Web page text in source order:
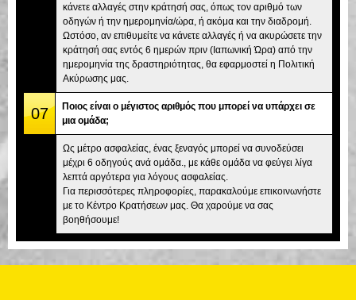
κάνετε αλλαγές στην κράτησή σας, όπως τον αριθμό των
οδηγών ή την ημερομηνία/ώρα, ή ακόμα και την διαδρομή.
Ωστόσο, αν επιθυμείτε να κάνετε αλλαγές ή να ακυρώσετε την
κράτησή σας εντός 6 ημερών πριν (Ιαπωνική Ώρα) από την
ημερομηνία της δραστηριότητας, θα εφαρμοστεί η Πολιτική
Ακύρωσης μας.
07
Ποιος είναι ο μέγιστος αριθμός που μπορεί να υπάρχει σε
μια ομάδα;
Ως μέτρο ασφαλείας, ένας ξεναγός μπορεί να συνοδεύσει
μέχρι 6 οδηγούς ανά ομάδα., με κάθε ομάδα να φεύγει λίγα
λεπτά αργότερα για λόγους ασφαλείας.
Για περισσότερες πληροφορίες, παρακαλούμε επικοινωνήστε
με το Κέντρο Κρατήσεων μας. Θα χαρούμε να σας
βοηθήσουμε!